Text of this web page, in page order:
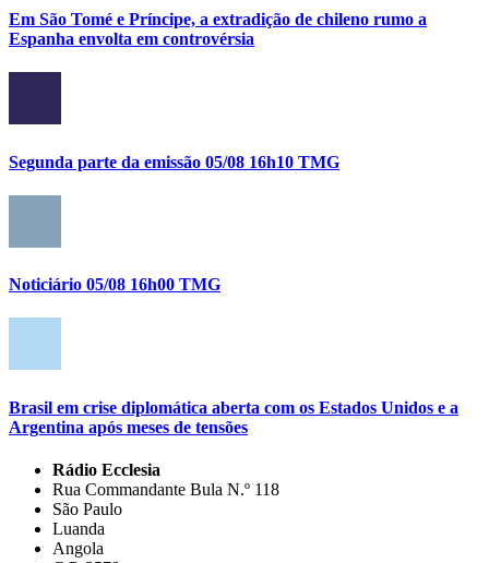
Em São Tomé e Príncipe, a extradição de chileno rumo a
Espanha envolta em controvérsia
Segunda parte da emissão 05/08 16h10 TMG
Noticiário 05/08 16h00 TMG
Brasil em crise diplomática aberta com os Estados Unidos e a
Argentina após meses de tensões
Rádio Ecclesia
Rua Commandante Bula N.º 118
São Paulo
Luanda
Angola